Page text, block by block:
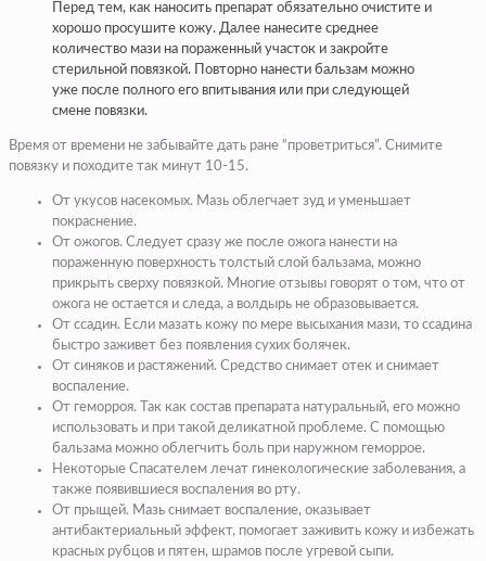
Перед тем, как наносить препарат обязательно очистите и
хорошо просушите кожу. Далее нанесите среднее
количество мази на пораженный участок и закройте
стерильной повязкой. Повторно нанести бальзам можно
уже после полного его впитывания или при следующей
смене повязки.
Время от времени не забывайте дать ране “проветриться”. Снимите
повязку и походите так минут 10-15.
От укусов насекомых. Мазь облегчает зуд и уменьшает
покраснение.
От ожогов. Следует сразу же после ожога нанести на
пораженную поверхность толстый слой бальзама, можно
прикрыть сверху повязкой. Многие отзывы говорят о том, что от
ожога не остается и следа, а волдырь не образовывается.
От ссадин. Если мазать кожу по мере высыхания мази, то ссадина
быстро заживет без появления сухих болячек.
От синяков и растяжений. Средство снимает отек и снимает
воспаление.
От геморроя. Так как состав препарата натуральный, его можно
использовать и при такой деликатной проблеме. С помощью
бальзама можно облегчить боль при наружном геморрое.
Некоторые Спасателем лечат гинекологические заболевания, а
также появившиеся воспаления во рту.
От прыщей. Мазь снимает воспаление, оказывает
антибактериальный эффект, помогает заживить кожу и избежать
красных рубцов и пятен, шрамов после угревой сыпи.